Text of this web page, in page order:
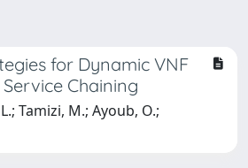
for Dynamic VNF
Chaining
Tamizi, M.; Ayoub, O.;